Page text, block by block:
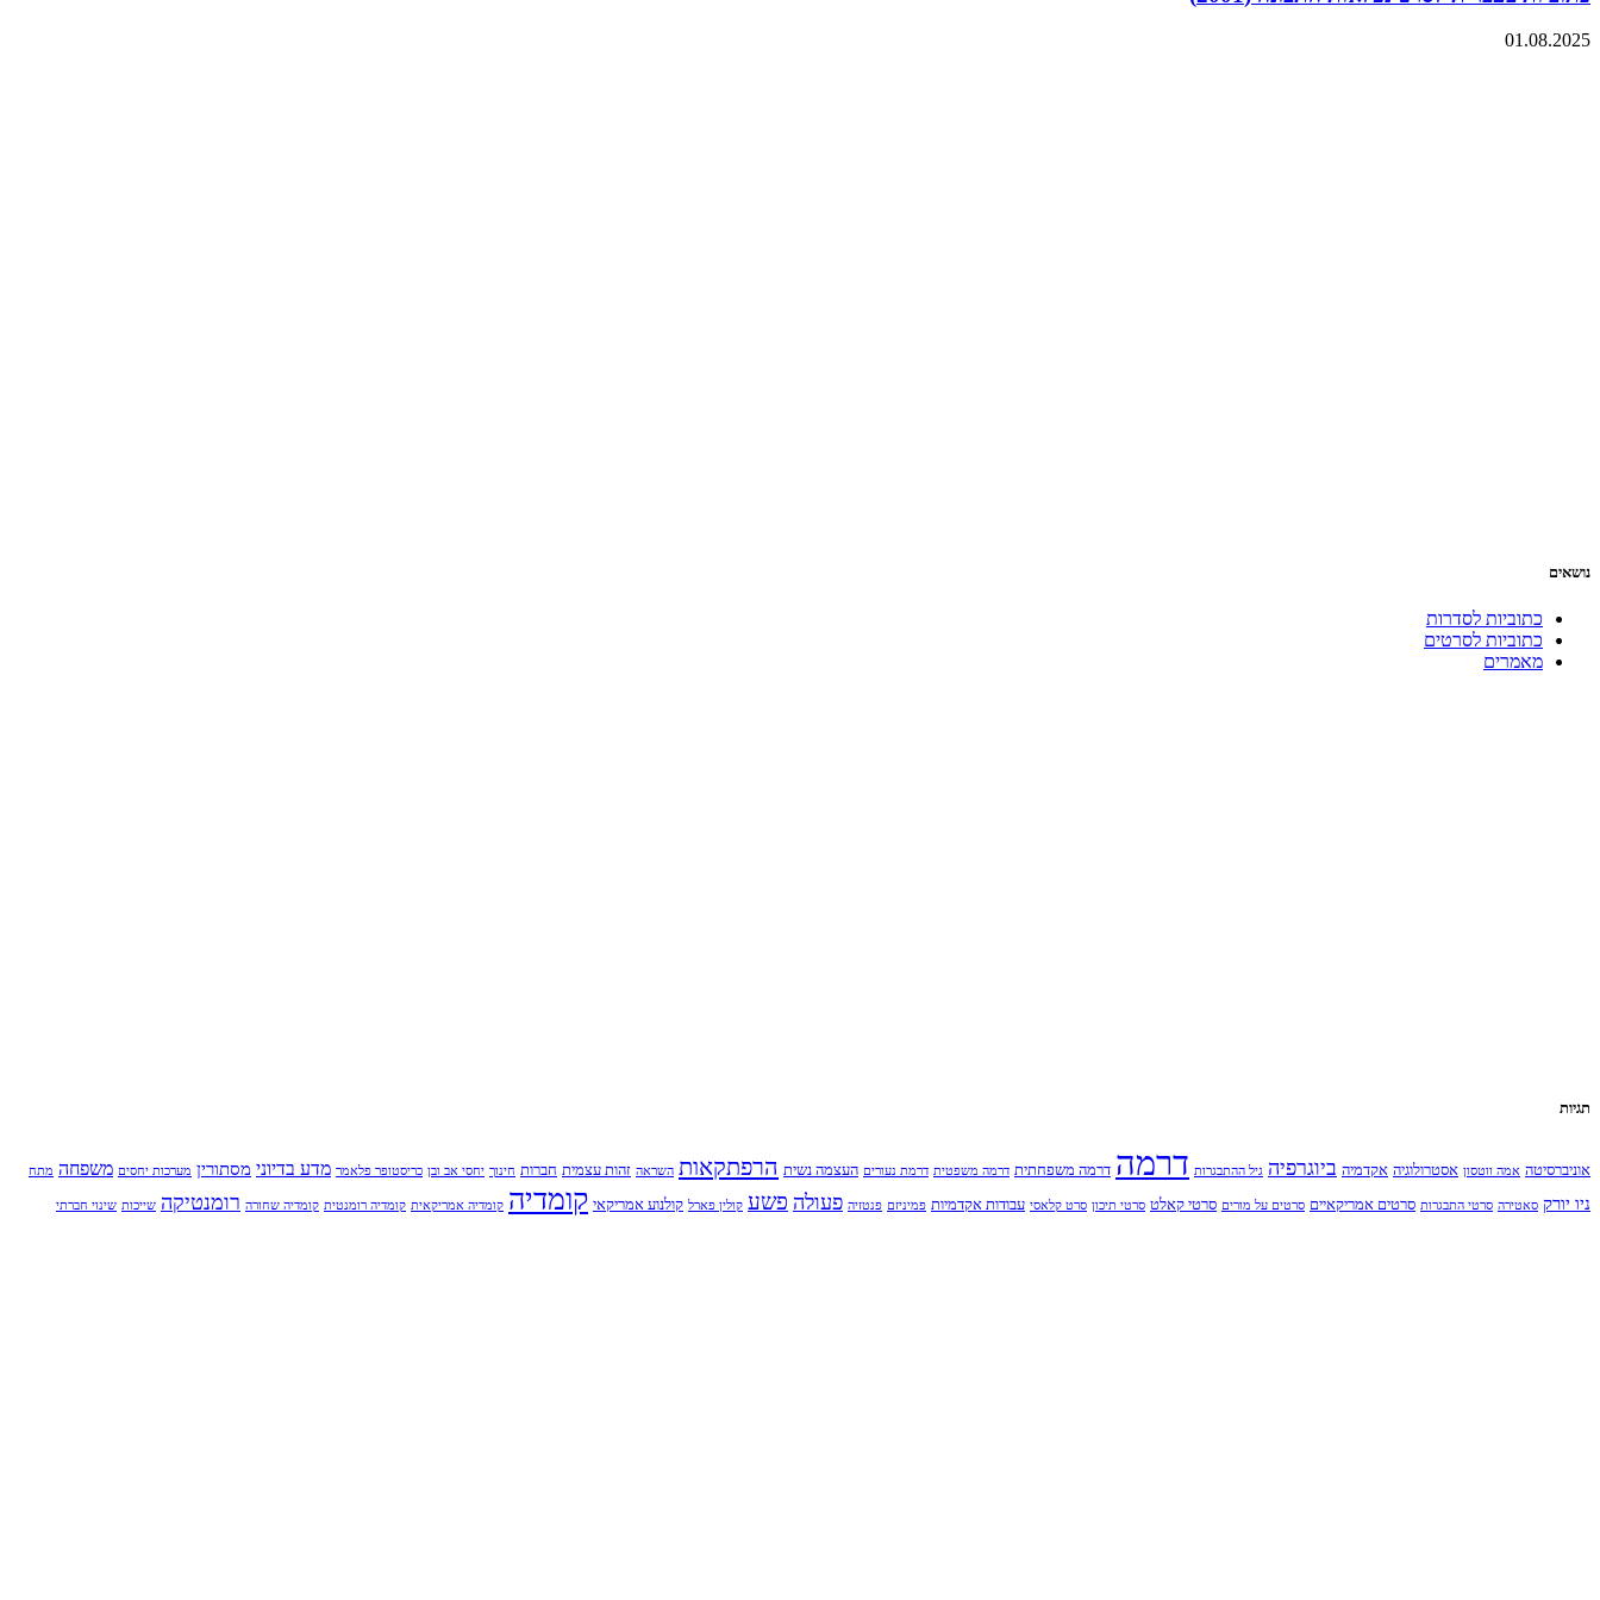
01.08.2025
נושאים
כתוביות לסדרות
כתוביות לסרטים
מאמרים
תגיות
אוניברסיטה אמה ווטסון אסטרולוגיה אקדמיה ביוגרפיה גיל ההתבגרות דרמה דרמה משפחתית דרמה משפטית דרמת נעורים העצמה נשית הרפתקאות השראה זהות עצמית חברות חינוך יחסי אב ובן כריסטופר פלאמר מדע בדיוני מסתורין מערכות יחסים משפחה מתח
ניו יורק סאטירה סרטי התבגרות סרטים אמריקאיים סרטים על מורים סרטי קאלט סרטי תיכון סרט קלאסי עבודות אקדמיות פמיניזם פנטזיה פעולה פשע קולין פארל קולנוע אמריקאי קומדיה קומדיה אמריקאית קומדיה רומנטית קומדיה שחורה רומנטיקה שייכות שינוי חברתי